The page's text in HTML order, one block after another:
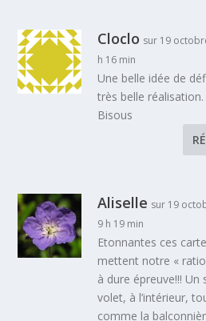
Cloclo sur 19
h 16 min
Une belle idée de
très belle réalisation.
Bisous
Aliselle sur 19
9 h 19 min
Etonnantes ces
mettent notre «
à dure épreuve!!! Un
volet, à l’intérieur,
comme la